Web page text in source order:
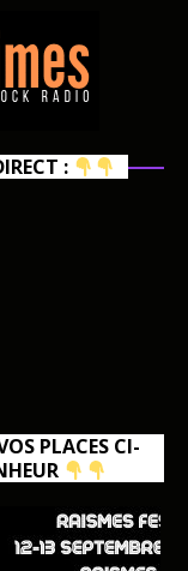
:
PLACES CI-